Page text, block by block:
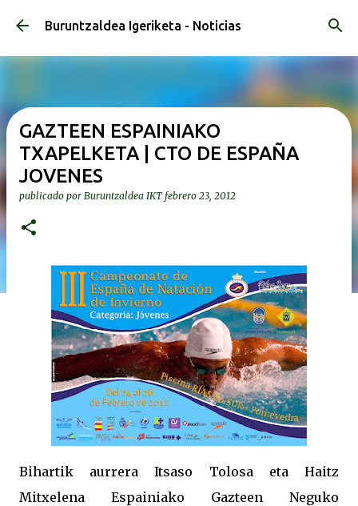
Ir al contenido principal
Buruntzaldea Igeriketa - Noticias
GAZTEEN ESPAINIAKO
TXAPELKETA | CTO DE ESPAÑA
JOVENES
publicado por Buruntzaldea IKT febrero 23, 2012
Bihartik aurrera Itsaso Tolosa eta Haitz
Mitxelena Espainiako Gazteen Neguko